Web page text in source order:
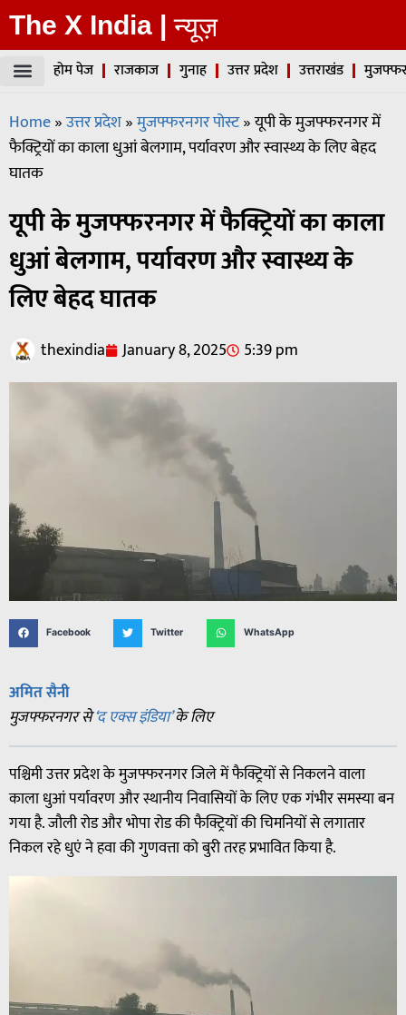
The X India | न्यूज़
होम पेज राजकाज गुनाह उत्तर प्रदेश उत्तराखंड
Home»उत्तर प्रदेश»मुजफ्फरनगर पोस्ट»यूपी के मुजफ्फरनगर में
फैक्ट्रियों का काला धुआं बेलगाम, पर्यावरण और स्वास्थ्य के लिए बेहद
घातक
यूपी के मुजफ्फरनगर में फैक्ट्रियों का काला
धुआं बेलगाम, पर्यावरण और स्वास्थ्य के
लिए बेहद घातक
thexindia January 8, 2025 5:39 pm
Facebook Twitter WhatsApp
अमित सैनी
मुजफ्फरनगर से‘द एक्स इंडिया’के लिए
पश्चिमी उत्तर प्रदेश के मुजफ्फरनगर जिले में फैक्ट्रियों से निकलने वाला
काला धुआं पर्यावरण और स्थानीय निवासियों के लिए एक गंभीर समस्या बन
गया है. जौली रोड और भोपा रोड की फैक्ट्रियों की चिमनियों से लगातार
निकल रहे धुएं ने हवा की गुणवत्ता को बुरी तरह प्रभावित किया है.